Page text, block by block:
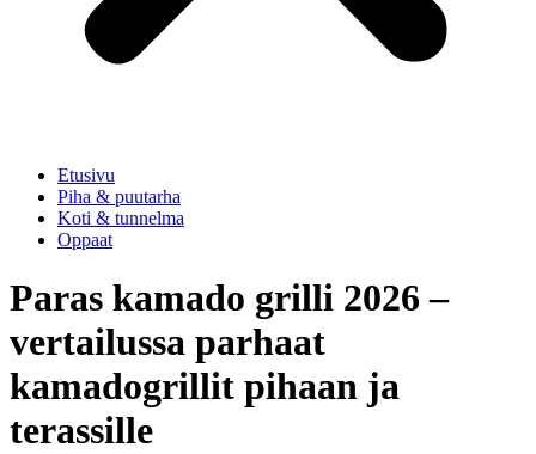
Etusivu
Piha & puutarha
Koti & tunnelma
Oppaat
Paras kamado grilli 2026 –
vertailussa parhaat
kamadogrillit pihaan ja
terassille